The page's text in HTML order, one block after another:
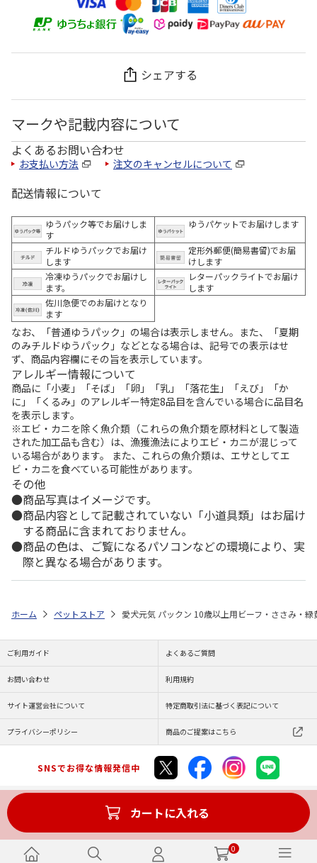
0
シェアする
マークや記載内容について
よくあるお問い合わせ
お支払い方法 注文のキャンセルについて
配送情報について
ゆうパック等でお届けしま
す
ゆうパケットでお届けします
チルドゆうパックでお届け
します
定形外郵便(簡易書留)でお届
けします
冷凍ゆうパックでお届けし
ます。
レターパックライトでお届け
します
佐川急便でのお届けとなり
ます
なお、「普通ゆうパック」の場合は表示しません。また、「夏期
のみチルドゆうパック」などとなる場合は、記号での表示はせ
ず、商品内容欄にその旨を表示しています。
アレルギー情報について
商品に「小麦」「そば」「卵」「乳」「落花生」「えび」「か
に」「くるみ」のアレルギー特定8品目を含んでいる場合に品目名
を表示します。
※エビ・カニを除く魚介類（これらの魚介類を原材料として製造
された加工品も含む）は、漁獲漁法によりエビ・カニが混じって
いる場合があります。 また、これらの魚介類は、エサとしてエ
ビ・カニを食べている可能性があります。
その他
商品写真はイメージです。
商品内容として記載されていない「小道具類」はお届け
する商品に含まれておりません。
商品の色は、ご覧になるパソコンなどの環境により、実
際と異なる場合があります。
カートに入れる
ホーム ペットストア 愛犬元気 パックン 10歳以上用ビーフ・ささみ・
ご利用ガイド よくあるご質問
お問い合わせ 利用規約
サイト運営会社について 特定商取引法に基づく表記について
プライバシーポリシー 商品のご提案はこちら
SNSでお得な情報発信中